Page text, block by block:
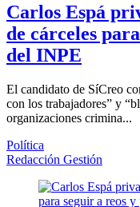
Carlos Espá
de cárceles
del INPE
El candidato de SíCreo
con los trabajadores” y
organizaciones crimina...
Política
Redacción Gestión